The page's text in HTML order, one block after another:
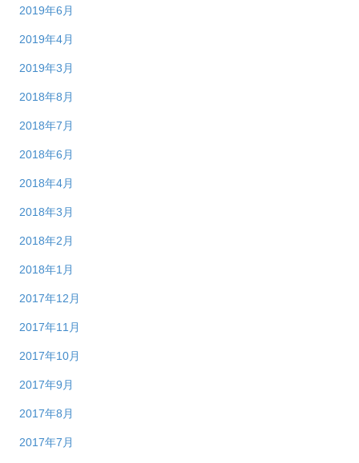
2019年6月
2019年4月
2019年3月
2018年8月
2018年7月
2018年6月
2018年4月
2018年3月
2018年2月
2018年1月
2017年12月
2017年11月
2017年10月
2017年9月
2017年8月
2017年7月